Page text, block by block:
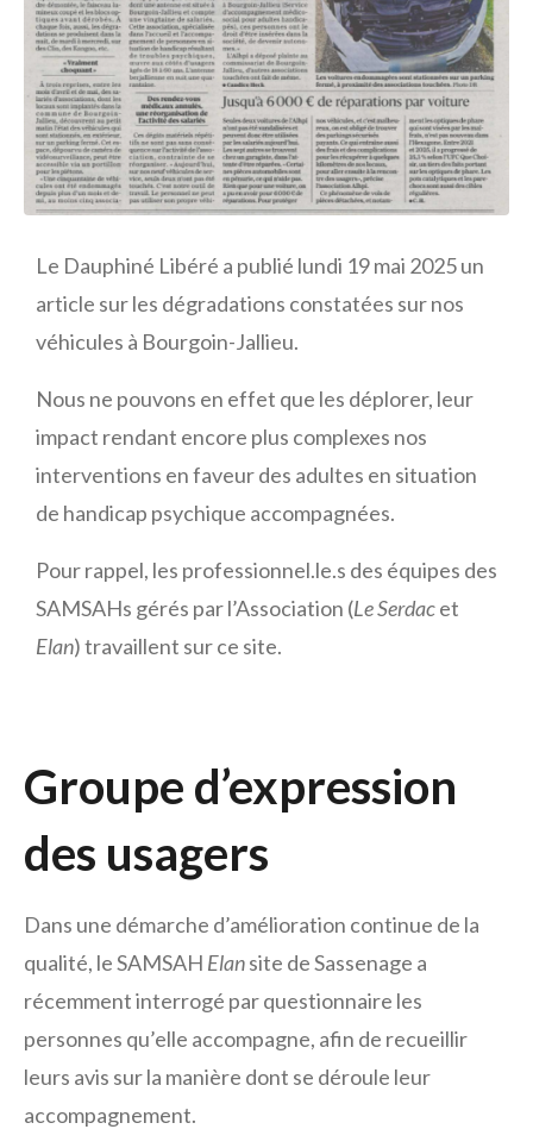
Le Dauphiné Libéré a publié lundi 19 mai 2025 un
article sur les dégradations constatées sur nos
véhicules à Bourgoin-Jallieu.
Nous ne pouvons en effet que les déplorer, leur
impact rendant encore plus complexes nos
interventions en faveur des adultes en situation
de handicap psychique accompagnées.
Pour rappel, les professionnel.le.s des équipes des
SAMSAHs gérés par l’Association (Le Serdacet
Elan) travaillent sur ce site.
Groupe d’expression
des usagers
Dans une démarche d’amélioration continue de la
qualité, le SAMSAH Elansite de Sassenage a
récemment interrogé par questionnaire les
personnes qu’elle accompagne, afin de recueillir
leurs avis sur la manière dont se déroule leur
accompagnement.